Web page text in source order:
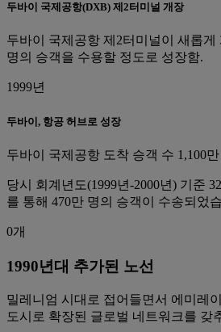
두바이 국제공항(DXB) 제2터미널 개장
두바이 국제공항 제2터미널이 새롭
명의 승객을 수용할 정도로 성장함.
1999년
두바이, 항공 허브로 성장
두바이 국제공항 도착 승객 수 1,100
당시 회계년도(1999년-2000년) 기준
를 통해 470만 명의 승객이 수송되었
0개
1990년대 추가된 노선
밀레니엄 시대로 접어들면서 에미레
도시로 확장된 글로벌 네트워크를 갖